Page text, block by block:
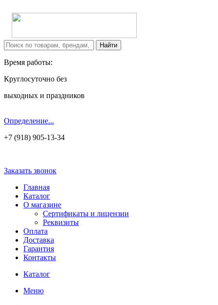
Время работы:
Круглосуточно без
выходных и праздников
Определение...
+7 (918) 905-13-34
Заказать звонок
Главная
Каталог
О магазине
Сертификаты и лицензии
Реквизиты
Оплата
Доставка
Гарантия
Контакты
Каталог
Меню